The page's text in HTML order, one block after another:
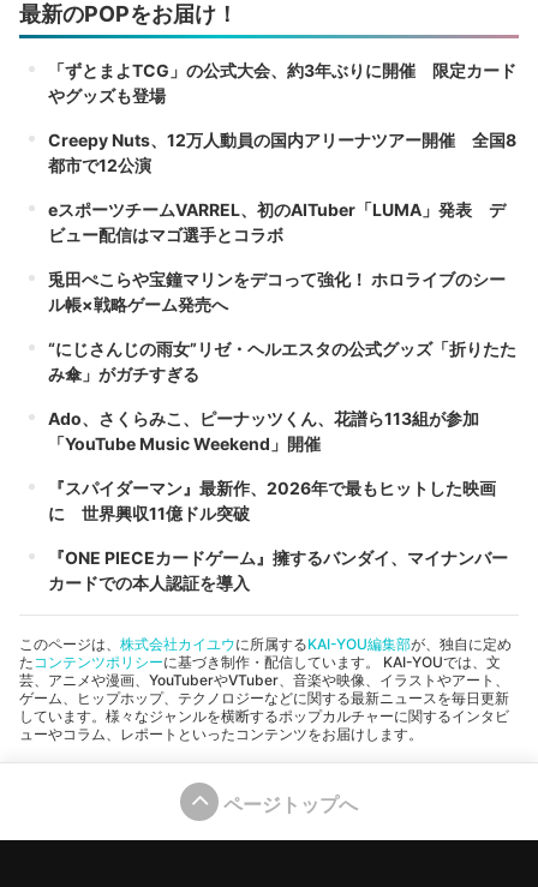
最新のPOPをお届け！
「ずとまよTCG」の公式大会、約3年ぶりに開催 限定カード
やグッズも登場
Creepy Nuts、12万人動員の国内アリーナツアー開催 全国8
都市で12公演
eスポーツチームVARREL、初のAITuber「LUMA」発表 デ
ビュー配信はマゴ選手とコラボ
兎田ぺこらや宝鐘マリンをデコって強化！ ホロライブのシー
ル帳×戦略ゲーム発売へ
“にじさんじの雨女”リゼ・ヘルエスタの公式グッズ「折りたた
み傘」がガチすぎる
Ado、さくらみこ、ピーナッツくん、花譜ら113組が参加
「YouTube Music Weekend」開催
『スパイダーマン』最新作、2026年で最もヒットした映画
に 世界興収11億ドル突破
『ONE PIECEカードゲーム』擁するバンダイ、マイナンバー
カードでの本人認証を導入
このページは、 株式会社カイユウに所属するKAI-YOU編集部が、独自に定め
たコンテンツポリシーに基づき制作・配信しています。 KAI-YOUでは、文
芸、アニメや漫画、YouTuberやVTuber、音楽や映像、イラストやアート、
ゲーム、ヒップホップ、テクノロジーなどに関する最新ニュースを毎日更新
しています。様々なジャンルを横断するポップカルチャーに関するインタビ
ューやコラム、レポートといったコンテンツをお届けします。
ページトップへ